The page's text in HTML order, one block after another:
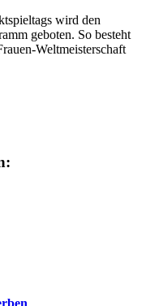
wird den
geboten. So besteht
Weltmeisterschaft